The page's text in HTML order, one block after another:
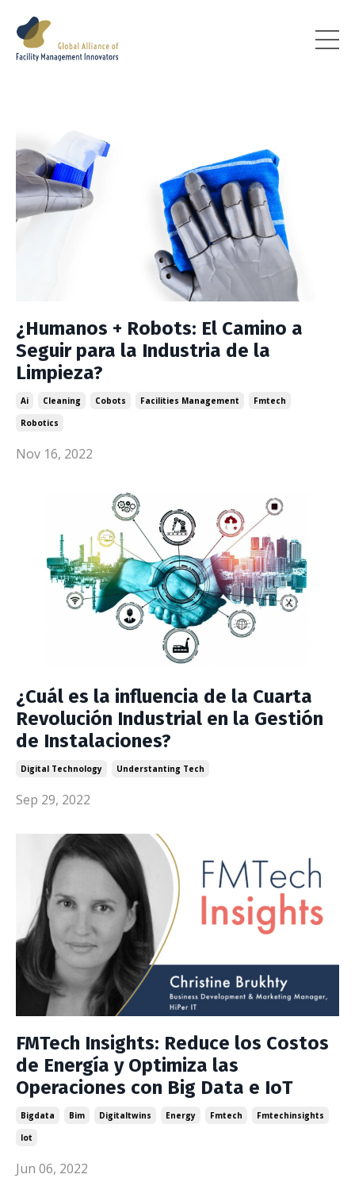
¿Humanos + Robots: El Camino a
Seguir para la Industria de la
Limpieza?
Ai Cleaning Cobots Facilities Management
Fmtech
Robotics
Nov 16, 2022
¿Cuál es la influencia de la Cuarta
Revolución Industrial en la Gestión
de Instalaciones?
Digital Technology Understanting Tech
Sep 29, 2022
FMTech Insights: Reduce los Costos
de Energía y Optimiza las
Operaciones con Big Data e IoT
Bigdata Bim Digitaltwins Energy Fmtech
Fmtechinsights
Iot
Jun 06, 2022